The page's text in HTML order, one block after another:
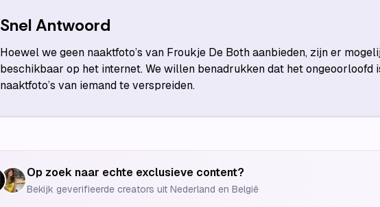
Snel Antwoord
Hoewel we geen naaktfoto’s van Froukje De Both aanbieden, zijn er
beschikbaar op het internet. We willen benadrukken dat het ongeoorloofd
naaktfoto’s van iemand te verspreiden.
Op zoek naar echte exclusieve content?
Bekijk geverifieerde creators uit Nederland en België